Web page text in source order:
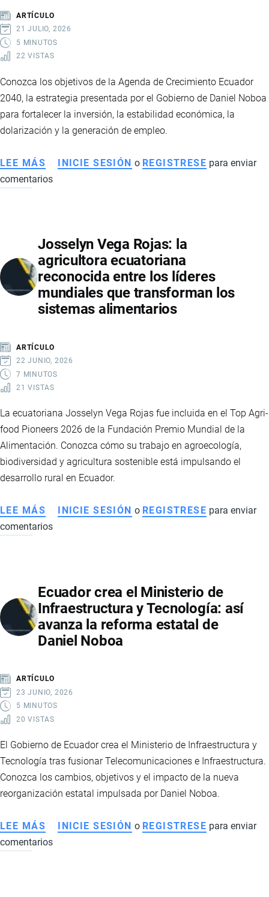
Y
COMERCIALES
ARTÍCULO
21 JULIO, 2026
5 MINUTOS
22 VISTAS
Conozca los objetivos de la Agenda de Crecimiento Ecuador
2040, la estrategia presentada por el Gobierno de Daniel Noboa
para fortalecer la inversión, la estabilidad económica, la
dolarización y la generación de empleo.
LEE MÁS SOBRE
AGENDA
2040:
LA
HOJA
DE
RUTA
TRANSFORMAR
LA
ECONOMÍA
INICIE SESIÓN o REGISTRESE para enviar
comentarios
Josselyn Vega Rojas: la
agricultora ecuatoriana
reconocida entre los líderes
mundiales que transforman los
sistemas alimentarios
ARTÍCULO
22 JUNIO, 2026
7 MINUTOS
21 VISTAS
La ecuatoriana Josselyn Vega Rojas fue incluida en el Top Agri-
food Pioneers 2026 de la Fundación Premio Mundial de la
Alimentación. Conozca cómo su trabajo en agroecología,
biodiversidad y agricultura sostenible está impulsando el
desarrollo rural en Ecuador.
LEE MÁS SOBRE
JOSSELYN
AGRICULTORA
ECUATORIANA
RECONOCIDA
ENTRE
MUNDIALES
QUE
TRANSFORMAN
INICIE SESIÓN o REGISTRESE para enviar
comentarios
Ecuador crea el Ministerio de
Infraestructura y Tecnología: así
avanza la reforma estatal de
Daniel Noboa
ARTÍCULO
23 JUNIO, 2026
5 MINUTOS
20 VISTAS
El Gobierno de Ecuador crea el Ministerio de Infraestructura y
Tecnología tras fusionar Telecomunicaciones e Infraestructura.
Conozca los cambios, objetivos y el impacto de la nueva
reorganización estatal impulsada por Daniel Noboa.
LEE MÁS SOBRE
ECUADOR
INICIE SESIÓN o REGISTRESE para enviar
comentarios